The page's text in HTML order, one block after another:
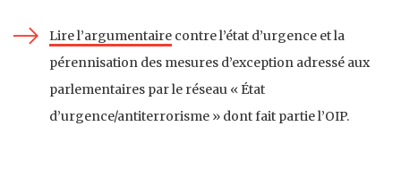
Lire l’argumentaire contre l’état d’urgence et la
pérennisation des mesures d’exception adressé aux
parlementaires par le réseau « État
d’urgence/antiterrorisme » dont fait partie l’OIP.